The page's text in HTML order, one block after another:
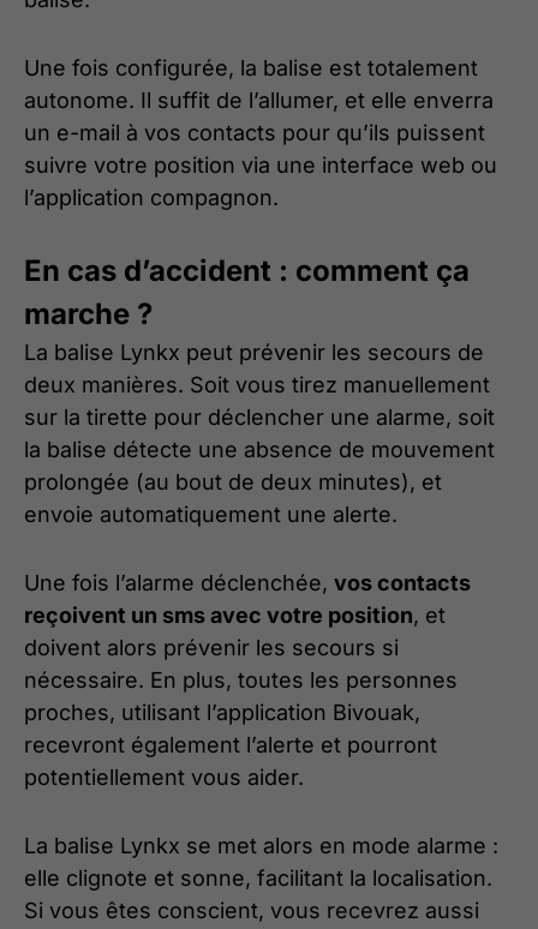
Une fois configurée, la balise est totalement
autonome. Il suffit de l’allumer, et elle enverra
un e-mail à vos contacts pour qu’ils puissent
suivre votre position via une interface web ou
l’application compagnon.
En cas d’accident : comment ça
marche ?
La balise Lynkx peut prévenir les secours de
deux manières. Soit vous tirez manuellement
sur la tirette pour déclencher une alarme, soit
la balise détecte une absence de mouvement
prolongée (au bout de deux minutes), et
envoie automatiquement une alerte.
Une fois l’alarme déclenchée, vos contacts
reçoivent un sms avec votre position, et
doivent alors prévenir les secours si
nécessaire. En plus, toutes les personnes
proches, utilisant l’application Bivouak,
recevront également l’alerte et pourront
potentiellement vous aider.
La balise Lynkx se met alors en mode alarme :
elle clignote et sonne, facilitant la localisation.
Si vous êtes conscient, vous recevrez aussi